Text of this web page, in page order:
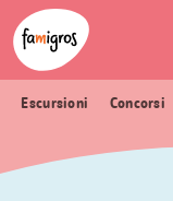
Navigazione
segnalibri
Header
Logo
Escursioni Concorsi